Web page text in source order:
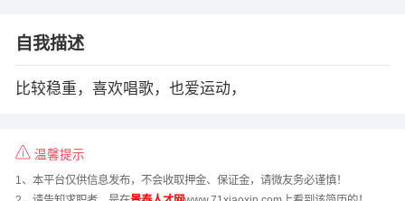
自我描述
比较稳重，喜欢唱歌，也爱运动，
温馨提示
1、本平台仅供信息发布，不会收取押金、保证金，请微友务必谨慎！